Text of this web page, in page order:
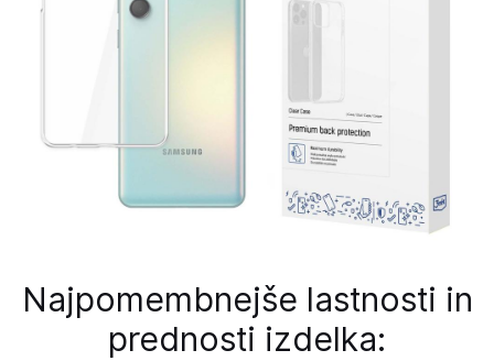
Najpomembnejše lastnosti in
prednosti izdelka: